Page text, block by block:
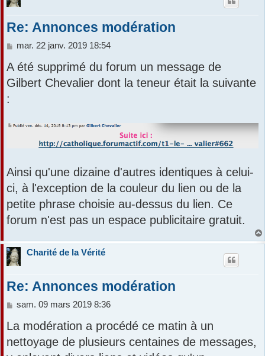
Re: Annonces modération
M
s
s
a
mar. 22 janv. 2019 18:54
A été supprimé du forum un message de
Gilbert Chevalier dont la teneur était la suivante
:
Ainsi qu'une dizaine d'autres identiques à celui-
ci, à l'exception de la couleur du lien ou de la
petite phrase choisie au-dessus du lien. Ce
forum n'est pas un espace publicitaire gratuit.
Charité de la Vérité
Re: Annonces modération
M
s
a
sam. 09 mars 2019 8:36
La modération a procédé ce matin à un
nettoyage de plusieurs centaines de messages,